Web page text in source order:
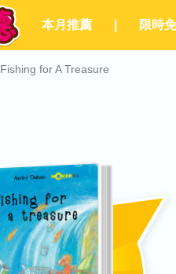
本月推薦 限時
Fishing for A Treasure